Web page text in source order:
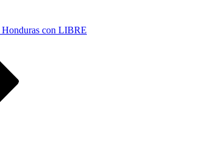
Honduras con LIBRE